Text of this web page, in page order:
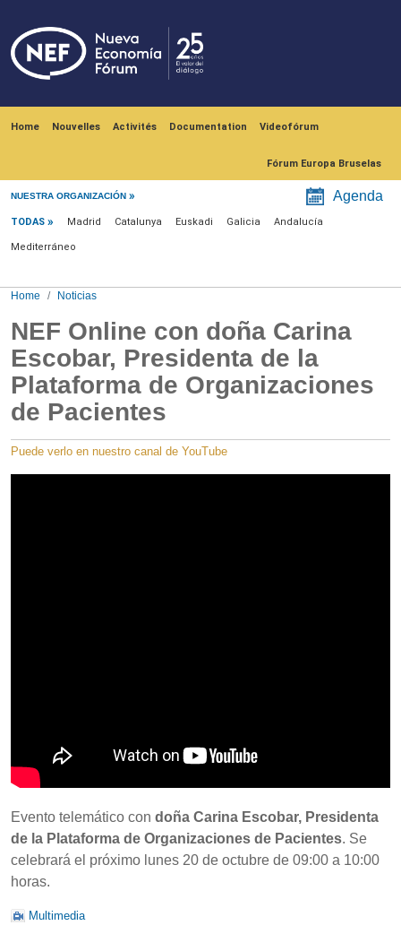
Home Nouvelles Activités Documentation Videofórum
Fórum Europa Bruselas
NUESTRA ORGANIZACIÓN Agenda
Menú noticias
TODAS Madrid Catalunya Euskadi Galicia Andalucía
Mediterráneo
Home Noticias
NEF Online con doña Carina
Escobar, Presidenta de la
Plataforma de Organizaciones
de Pacientes
Puede verlo en nuestro canal de YouTube
Evento telemático con doña Carina Escobar, Presidenta
de la Plataforma de Organizaciones de Pacientes. Se
celebrará el próximo lunes 20 de octubre de 09:00 a 10:00
horas.
Multimedia